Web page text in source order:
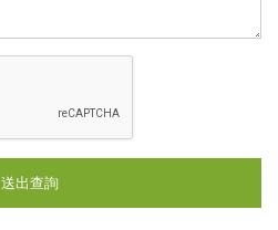
送出查詢